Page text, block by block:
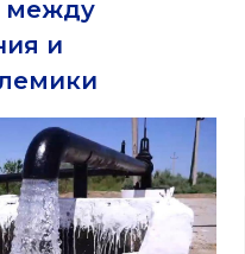
между
и